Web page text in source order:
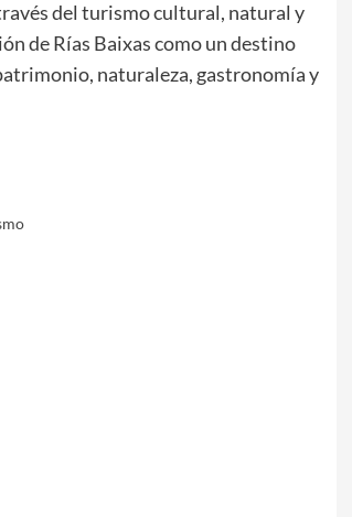
del turismo cultural, natural y
de Rías Baixas como un destino
naturaleza, gastronomía y